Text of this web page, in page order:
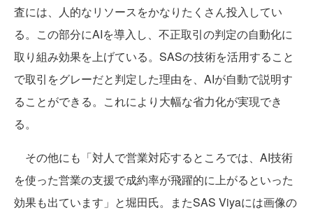
査には、人的なリソースをかなりたくさん投入してい
る。この部分にAIを導入し、不正取引の判定の自動化に
取り組み効果を上げている。SASの技術を活用すること
で取引をグレーだと判定した理由を、AIが自動で説明す
ることができる。これにより大幅な省力化が実現でき
る。
その他にも「対人で営業対応するところでは、AI技術
を使った営業の支援で成約率が飛躍的に上がるといった
効果も出ています」と堀田氏。またSAS Viyaには画像の